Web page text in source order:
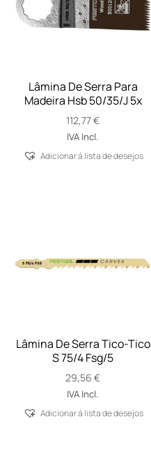
Lâmina De Serra Para
Madeira Hsb 50/35/J 5x
112,77€
IVA Incl.
Adicionar á lista de desejos
Lâmina De Serra Tico-Tico
S 75/4 Fsg/5
29,56€
IVA Incl.
Adicionar á lista de desejos